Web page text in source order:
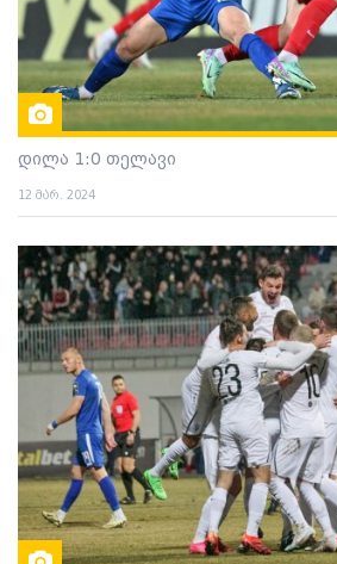
დილა 1:0 თელავი
12 მარ. 2024